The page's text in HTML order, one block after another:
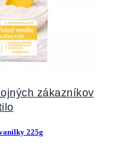
zákazníkov
225g